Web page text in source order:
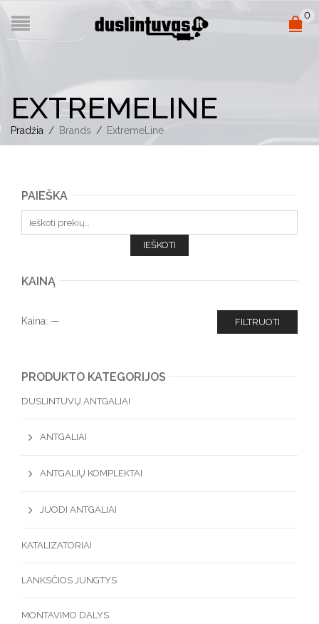
0
EXTREMELINE
Pradžia / Brands / ExtremeLine
PAIEŠKA
IEŠKOTI
KAINĄ
FILTRUOTI
Kaina: —
PRODUKTO KATEGORIJOS
DUSLINTUVŲ ANTGALIAI
ANTGALIAI
ANTGALIŲ KOMPLEKTAI
JUODI ANTGALIAI
KATALIZATORIAI
LANKSČIOS JUNGTYS
MONTAVIMO DALYS